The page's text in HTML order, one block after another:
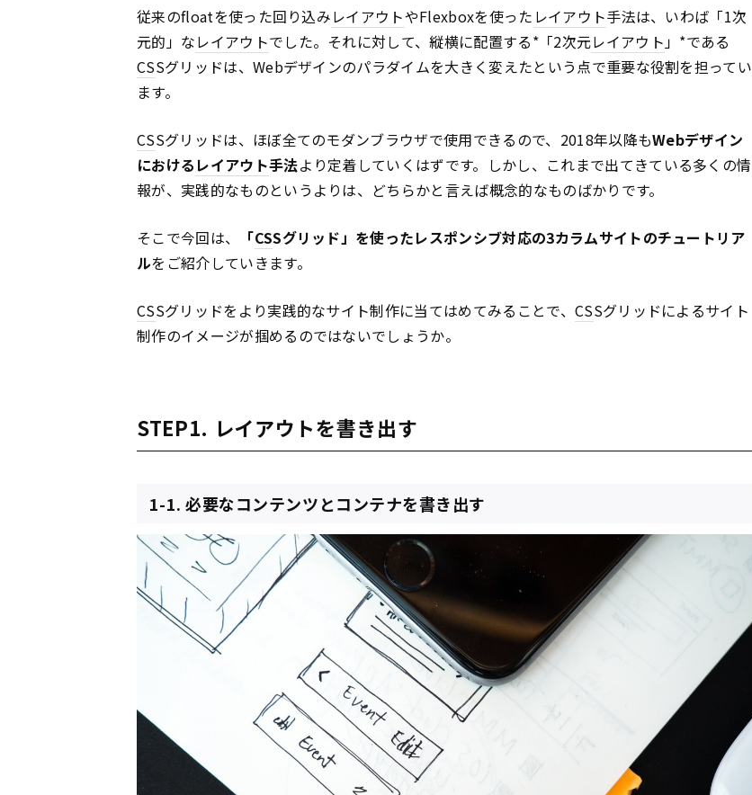
従来のfloatを使った回り込みレイアウトやFlexboxを使った レイアウト手法は、いわば「1次
元的」なレイアウトでした。それに対して、縦横に配置する*「2次元レイアウト」*である
CSSグリッドは、Webデザインのパラダイムを大きく変えたという点で重要な役割を担ってい
ます。
CSSグリッドは、ほぼ全てのモダンブラウザで使用できるので、2018年以降もWebデザイン
における レイアウト手法より定着していくはずです。しかし、これまで出てきている多くの情
報が、実践的なものというよりは、どちらかと言えば概念的なものばかりです。
そこで今回は、 「CSSグリッド」を使ったレスポンシブ対応の3カラムサイトのチュートリア
ルをご紹介していきます。
CSSグリッドをより実践的なサイト制作に当てはめてみることで、 CSSグリッドによるサイト
制作のイメージが掴めるのではないでしょうか。
STEP1. レイアウトを書き出す
1-1. 必要なコンテンツとコンテナを書き出す